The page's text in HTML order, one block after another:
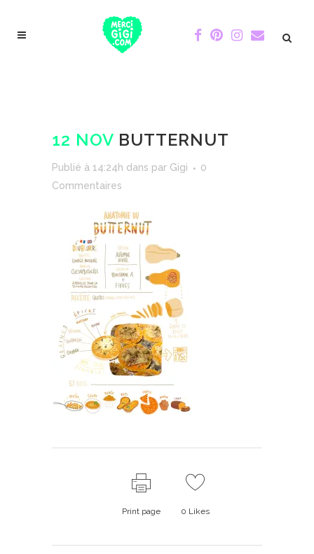
12 NOV BUTTERNUT
Publié à 14:24h dans par Gigi
0
Commentaires
Print page 0 Likes